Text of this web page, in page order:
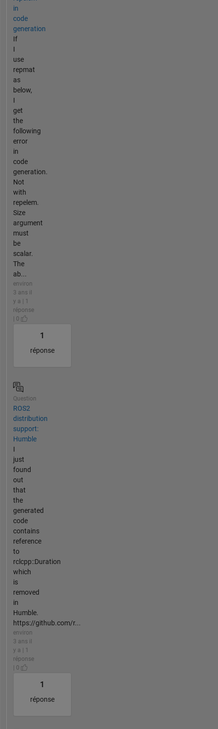
in
code
generation
If
I
use
repmat
as
below,
I
get
the
following
error
in
code
generation.
Not
with
repelem.
Size
argument
must
be
scalar.
The
ab...
environ
3 ans il
y a | 1
réponse
| 0
1
réponse
Question
ROS2
distribution
support:
Humble
I
just
found
out
that
the
generated
code
contains
reference
to
rclcpp::Duration
which
is
removed
in
Humble.
https://github.com/r...
environ
3 ans il
y a | 1
réponse
| 0
1
réponse